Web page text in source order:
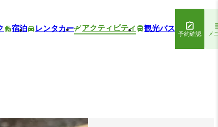
宿泊 レンタカー アクティビティ 観光バス
予約確認 メ